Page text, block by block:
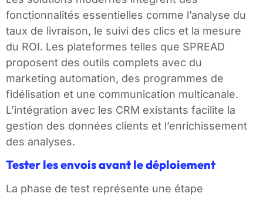
fonctionnalités essentielles comme l’analyse du
taux de livraison, le suivi des clics et la mesure
du ROI. Les plateformes telles que SPREAD
proposent des outils complets avec du
marketing automation, des programmes de
fidélisation et une communication multicanale.
L’intégration avec les CRM existants facilite la
gestion des données clients et l’enrichissement
des analyses.
Tester les envois avant le déploiement
La phase de test représente une étape